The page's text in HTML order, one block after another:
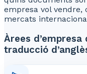
empresa vol
mercats
Àrees
traducció